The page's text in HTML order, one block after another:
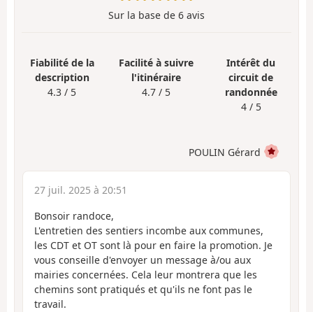
Sur la base de 6 avis
Fiabilité de la
description
4.3 / 5
Facilité à suivre
l'itinéraire
4.7 / 5
Intérêt du
circuit de
randonnée
4 / 5
POULIN Gérard
27 juil. 2025 à 20:51
Bonsoir randoce,
L'entretien des sentiers incombe aux communes,
les CDT et OT sont là pour en faire la promotion. Je
vous conseille d'envoyer un message à/ou aux
mairies concernées. Cela leur montrera que les
chemins sont pratiqués et qu'ils ne font pas le
travail.